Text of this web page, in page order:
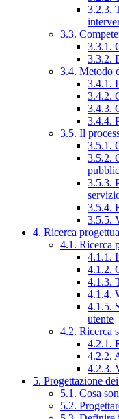
3.2.3.
3.3.
3.3.1.
3.3.2.
3.4. Metodo
3.4.1.
3.4.2.
3.4.3.
3.4.4.
3.5. Il
3.5.1.
3.5.2.
3.5.3.
3.5.4.
3.5.5.
4. Ricerca
4.1. Ricerca
4.1.1.
4.1.2.
4.1.3.
4.1.4.
4.1.5.
utente
4.2. Ricerca
4.2.1.
4.2.2.
4.2.3.
5. Progettazione
5.1. Cosa
5.2.